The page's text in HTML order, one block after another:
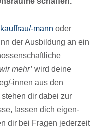
mann oder
der Ausbil­dung an ein
mehr’ wird deine
innen aus den
dir dabei zur
lassen dich eigen­
dir bei Fragen jeder­zeit